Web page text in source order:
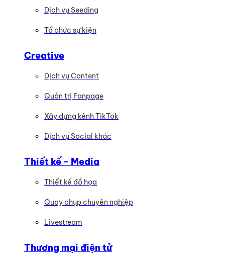
Dịch vụ Seeding
Tổ chức sự kiện
Creative
Dịch vụ Content
Quản trị Fanpage
Xây dựng kênh TikTok
Dịch vụ Social khác
Thiết kế - Media
Thiết kế đồ họa
Quay chụp chuyên nghiệp
Livestream
Thương mại điện tử